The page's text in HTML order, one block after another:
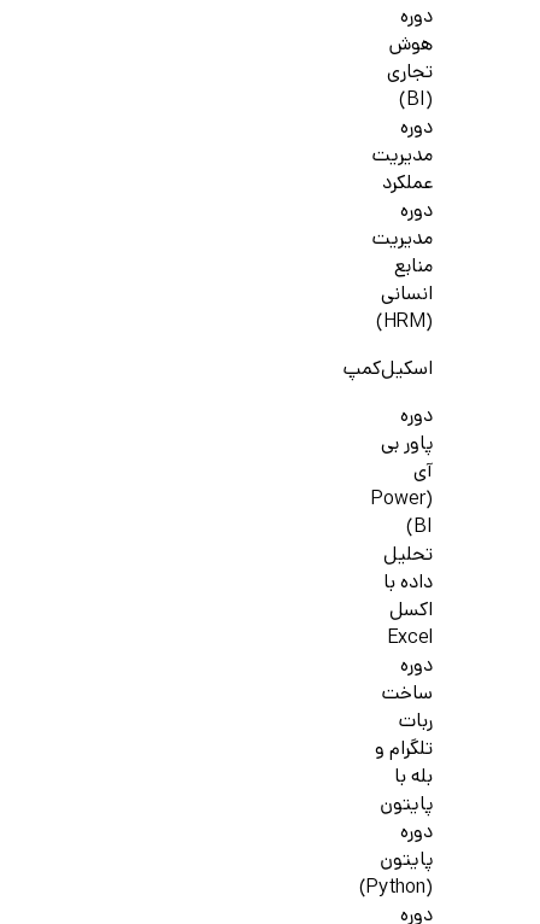
دوره
هوش
تجاری
(BI)
دوره
مدیریت
عملکرد
دوره
مدیریت
منابع
انسانی
(HRM)
اسکیل‌کمپ
دوره
پاور بی
آی
(Power
BI)
تحلیل
داده با
اکسل
Excel
دوره
ساخت
ربات
تلگرام و
بله با
پایتون
دوره
پایتون
(Python)
دوره